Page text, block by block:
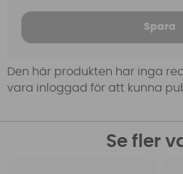
Spara
Den här produkten har inga
vara inloggad för att kunna
Se fler